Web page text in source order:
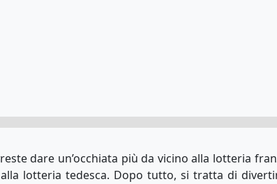
dare un’occhiata più da vicino alla lotteria
lotteria tedesca. Dopo tutto, si tratta di